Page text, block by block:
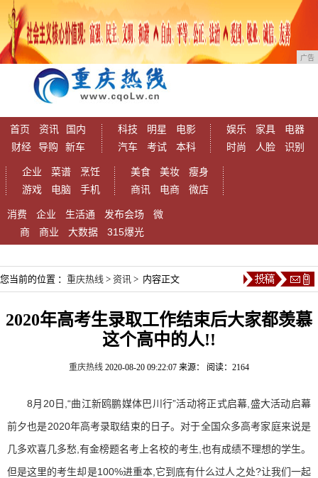
广告
首页 资讯
国内
财经
导购 新车
科技 明星
电影
汽车
考试 本科
娱乐 家具
电器
时尚
人脸 识别
企业 菜谱
烹饪
游戏
电脑 手机
美食 美妆
瘦身
商讯
电商 微店
消费 企业 生活通 发布会场
微
商
商业 大数据 315爆光
您当前的位置 ： 重庆热线 > 资讯 > 内容正文
2020年高考生录取工作结束后大家都羡慕
这个高中的人!!
重庆热线 2020-08-20 09:22:07 来源： 阅读：2164
8月20日,“曲江新鸥鹏媒体巴川行”活动将正式启幕,盛大活动启幕
前夕也是2020年高考录取结束的日子。对于全国众多高考家庭来说是
几多欢喜几多愁,有金榜题名考上名校的考生,也有成绩不理想的学生。
但是这里的考生却是100%进重本,它到底有什么过人之处?让我们一起